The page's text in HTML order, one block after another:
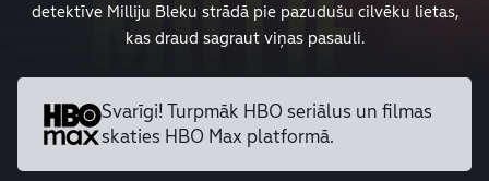
detektīve Milliju Bleku strādā pie pazudušu cilvēku lietas,
kas draud sagraut viņas pasauli.
Svarīgi! Turpmāk HBO seriālus un filmas
skaties HBO Max platformā.